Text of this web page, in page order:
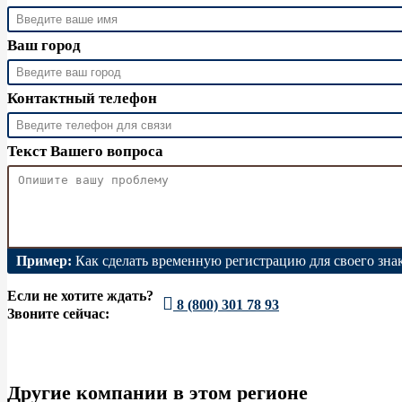
Ваш город
Контактный телефон
Текст Вашего вопроса
Пример: Как сделать временную регистрацию для своего
Если не хотите ждать?
Звоните сейчас:
8 (800) 301 78 93
Другие компании в этом регионе